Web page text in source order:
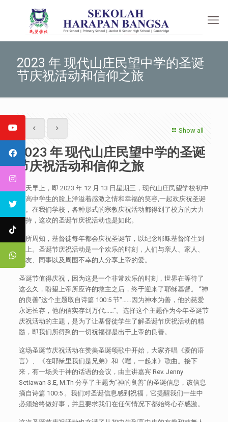
2023 年 现代山庄民望中学的圣诞
节庆祝活动和信仰之旅
Show all
2023 年 现代山庄民望中学的圣诞
节庆祝活动和信仰之旅
今天早上，即 2023 年 12 月 13 日星期三，现代山庄民望学校初中
和高中学生的脸上洋溢着感激之情和幸福的笑容,一起欢庆祝圣诞
节。在我们学校，各种形式的宗教庆祝活动都得到了校方的大力
支持，这次的圣诞节庆祝活动也是如此。
众所周知，基督徒每年都会庆祝圣诞节，以纪念耶稣基督降生到
世上。圣诞节庆祝活动是一个欢乐的时刻，人们与亲人、家人、
朋友、同事以及周围不幸的人分享上帝的爱。
圣诞节值得庆祝，因为这是一个非常欢乐的时刻，世界在等待了
这么久，盼望上帝所应许的救主之后，终于迎来了耶稣基督。 “神
的良善”这个主题取自诗篇 100:5 节“……因为神本为善，他的慈爱
永远长存，他的信实存到万代……”。选择这个主题作为今年圣诞节
庆祝活动的主题，是为了让基督徒学生了解圣诞节庆祝活动的精
髓，即我们所得到的一切祝福都是出于上帝的良善。
这场圣诞节庆祝活动在赞美圣诞颂歌中开始，大家齐唱《爱的语
言》、《在耶稣里我们是兄弟》和《嘿，一起来》歌曲。接下
来，有一场关于神的话语的会议，由主讲嘉宾 Rev. Jenny
Setiawan S.E, M.Th 分享了主题为“神的良善”的圣诞信息，该信息
摘自诗篇 100:5 。我们对圣诞信息感到祝福，它提醒我们一生中
必须始终做好事，并且要求我们在任何情况下都始终心存感激。